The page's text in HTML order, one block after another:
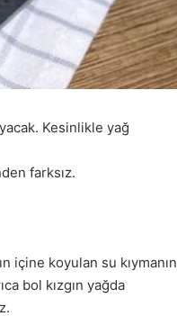
Kesinlikle yağ
farksız.
içine koyulan su kıymanın
bol kızgın yağda